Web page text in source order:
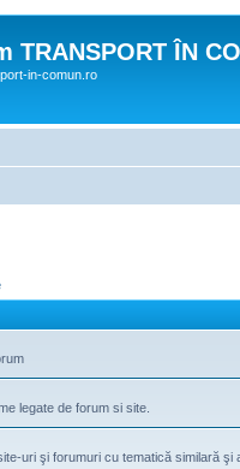
TRANSPORT ÎN
in-comun.ro
legate de forum si site.
uri şi forumuri cu tematică similară şi